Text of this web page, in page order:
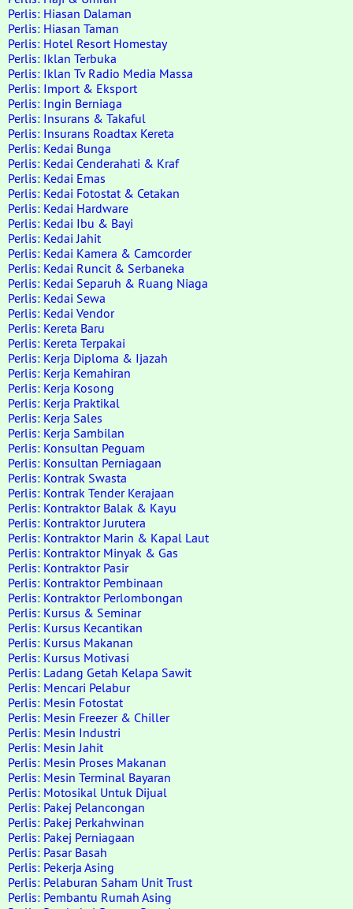
Perlis: Hiasan Dalaman
Perlis: Hiasan Taman
Perlis: Hotel Resort Homestay
Perlis: Iklan Terbuka
Perlis: Iklan Tv Radio Media Massa
Perlis: Import & Eksport
Perlis: Ingin Berniaga
Perlis: Insurans & Takaful
Perlis: Insurans Roadtax Kereta
Perlis: Kedai Bunga
Perlis: Kedai Cenderahati & Kraf
Perlis: Kedai Emas
Perlis: Kedai Fotostat & Cetakan
Perlis: Kedai Hardware
Perlis: Kedai Ibu & Bayi
Perlis: Kedai Jahit
Perlis: Kedai Kamera & Camcorder
Perlis: Kedai Runcit & Serbaneka
Perlis: Kedai Separuh & Ruang Niaga
Perlis: Kedai Sewa
Perlis: Kedai Vendor
Perlis: Kereta Baru
Perlis: Kereta Terpakai
Perlis: Kerja Diploma & Ijazah
Perlis: Kerja Kemahiran
Perlis: Kerja Kosong
Perlis: Kerja Praktikal
Perlis: Kerja Sales
Perlis: Kerja Sambilan
Perlis: Konsultan Peguam
Perlis: Konsultan Perniagaan
Perlis: Kontrak Swasta
Perlis: Kontrak Tender Kerajaan
Perlis: Kontraktor Balak & Kayu
Perlis: Kontraktor Jurutera
Perlis: Kontraktor Marin & Kapal Laut
Perlis: Kontraktor Minyak & Gas
Perlis: Kontraktor Pasir
Perlis: Kontraktor Pembinaan
Perlis: Kontraktor Perlombongan
Perlis: Kursus & Seminar
Perlis: Kursus Kecantikan
Perlis: Kursus Makanan
Perlis: Kursus Motivasi
Perlis: Ladang Getah Kelapa Sawit
Perlis: Mencari Pelabur
Perlis: Mesin Fotostat
Perlis: Mesin Freezer & Chiller
Perlis: Mesin Industri
Perlis: Mesin Jahit
Perlis: Mesin Proses Makanan
Perlis: Mesin Terminal Bayaran
Perlis: Motosikal Untuk Dijual
Perlis: Pakej Pelancongan
Perlis: Pakej Perkahwinan
Perlis: Pakej Perniagaan
Perlis: Pasar Basah
Perlis: Pekerja Asing
Perlis: Pelaburan Saham Unit Trust
Perlis: Pembantu Rumah Asing